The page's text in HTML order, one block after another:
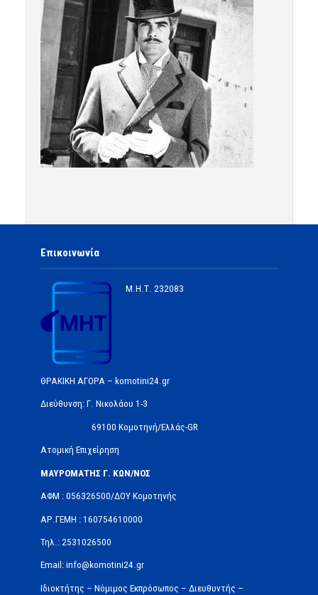
Επικοινωνία
Μ.Η.Τ. 232083
ΘΡΑΚΙΚΗ ΑΓΟΡΑ – komotini24.gr
Διεύθυνση: Γ. Νικολάου 1-3
69100 Κομοτηνή/Ελλάς-GR
Ατομική Επιχείρηση
ΜΑΥΡΟΜΑΤΗΣ Γ. ΚΩΝ/ΝΟΣ
ΑΦΜ : 056326500/ΔOΥ Κομοτηνής
ΑΡ.ΓΕΜΗ : 160754610000
Τηλ.: 2531026500
Email: info@komotini24.gr
Ιδιοκτήτης – Νόμιμος Εκπρόσωπος – Διευθυντής –